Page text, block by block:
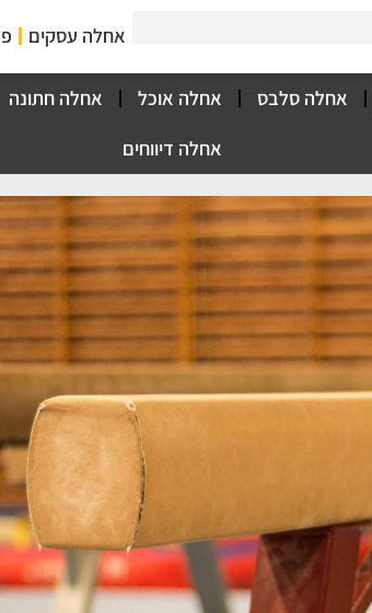
אחלה עסקים
אחלה סלבס אחלה אוכל אחלה חתונה
אחלה דיווחים